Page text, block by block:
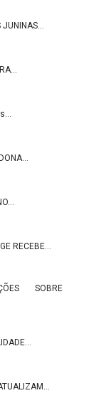
JUNINAS…
RECEBE…
SOBRE